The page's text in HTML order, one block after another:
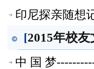
印尼探亲随想
[2015年校友
中 国 梦